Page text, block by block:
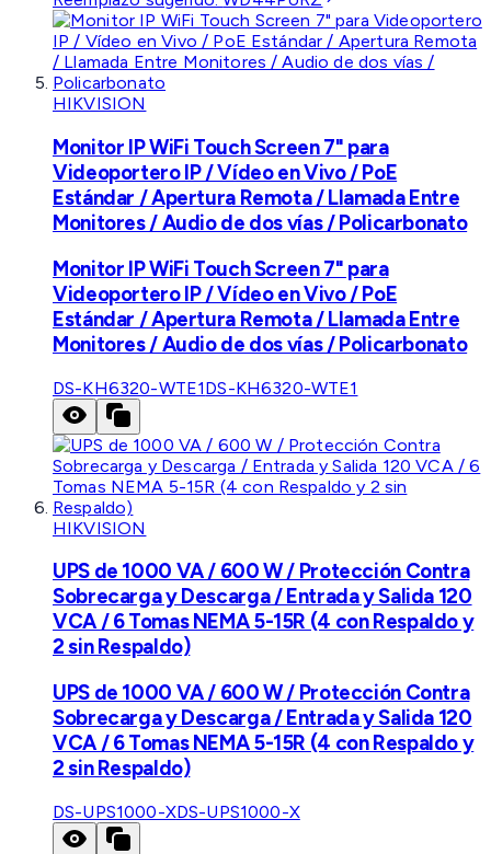
HIKVISION
Monitor IP WiFi Touch Screen 7" para
Videoportero IP / Vídeo en Vivo / PoE
Estándar / Apertura Remota / Llamada Entre
Monitores / Audio de dos vías / Policarbonato
Monitor IP WiFi Touch Screen 7" para
Videoportero IP / Vídeo en Vivo / PoE
Estándar / Apertura Remota / Llamada Entre
Monitores / Audio de dos vías / Policarbonato
DS-KH6320-WTE1DS-KH6320-WTE1
HIKVISION
UPS de 1000 VA / 600 W / Protección Contra
Sobrecarga y Descarga / Entrada y Salida 120
VCA / 6 Tomas NEMA 5-15R (4 con Respaldo y
2 sin Respaldo)
UPS de 1000 VA / 600 W / Protección Contra
Sobrecarga y Descarga / Entrada y Salida 120
VCA / 6 Tomas NEMA 5-15R (4 con Respaldo y
2 sin Respaldo)
DS-UPS1000-XDS-UPS1000-X